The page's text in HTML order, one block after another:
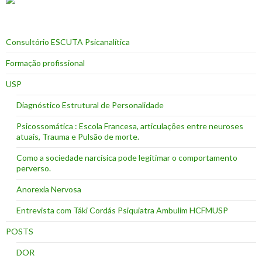
Consultório ESCUTA Psicanalítica
Formação profissional
USP
Diagnóstico Estrutural de Personalidade
Psicossomática : Escola Francesa, articulações entre neuroses
atuais, Trauma e Pulsão de morte.
Como a sociedade narcísica pode legitimar o comportamento
perverso.
Anorexia Nervosa
Entrevista com Táki Cordás Psiquiatra Ambulim HCFMUSP
POSTS
DOR